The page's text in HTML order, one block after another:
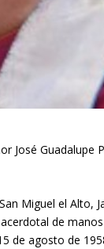
José Guadalupe
Miguel el Alto,
de
de agosto de